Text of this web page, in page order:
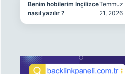
Benim hobilerim İngilizce
nasıl yazılır ?
Temmuz
21, 2026